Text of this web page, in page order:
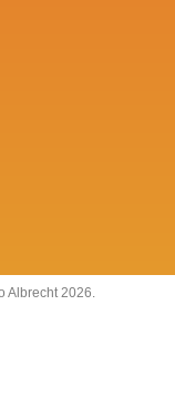
Albrecht 2026.